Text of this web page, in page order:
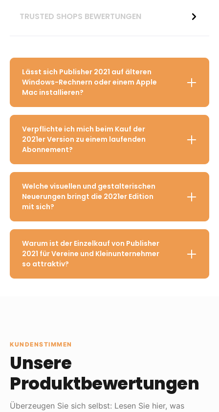
TRUSTED SHOPS BEWERTUNGEN
Lässt sich Publisher 2021 auf älteren
Windows-Rechnern oder einem Apple
Mac installieren?
Verpflichte ich mich beim Kauf der
2021er Version zu einem laufenden
Abonnement?
Welche visuellen und gestalterischen
Neuerungen bringt die 2021er Edition
mit sich?
Warum ist der Einzelkauf von Publisher
2021 für Vereine und Kleinunternehmer
so attraktiv?
KUNDENSTIMMEN
Unsere
Produktbewertungen
Überzeugen Sie sich selbst: Lesen Sie hier, was